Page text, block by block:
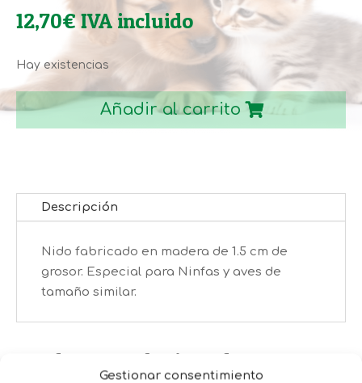
Gestionar consentimiento
12,70€IVA incluido
Hay existencias
NIDO
MADERA
Añadir al carrito
Descripción
Nido fabricado en madera de 1.5 cm de
grosor. Especial para Ninfas y aves de
tamaño similar.
Productos relacionados